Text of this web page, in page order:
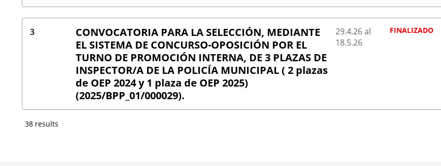
3
CONVOCATORIA PARA LA SELECCIÓN, MEDIANTE
EL SISTEMA DE CONCURSO-OPOSICIÓN POR EL
TURNO DE PROMOCIÓN INTERNA, DE 3 PLAZAS DE
INSPECTOR/A DE LA POLICÍA MUNICIPAL ( 2 plazas
de OEP 2024 y 1 plaza de OEP 2025)
(2025/BPP_01/000029).
29.4.26al
18.5.26
FINALIZADO
38 results